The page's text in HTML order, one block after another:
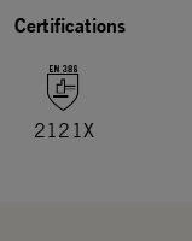
Certifications
2121X